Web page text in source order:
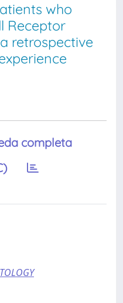
who
Receptor
retrospective
completa